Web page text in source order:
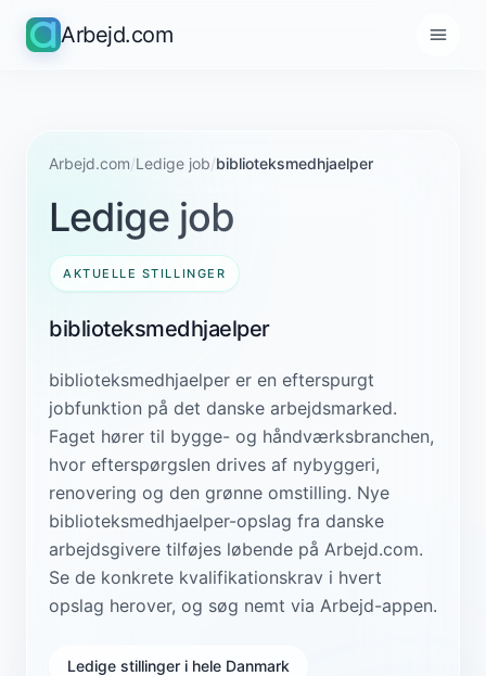
Arbejd.com
Arbejd.com/Ledige job/biblioteksmedhjaelper
Ledige job
AKTUELLE STILLINGER
biblioteksmedhjaelper
biblioteksmedhjaelper er en efterspurgt
jobfunktion på det danske arbejdsmarked.
Faget hører til bygge- og håndværksbranchen,
hvor efterspørgslen drives af nybyggeri,
renovering og den grønne omstilling. Nye
biblioteksmedhjaelper-opslag fra danske
arbejdsgivere tilføjes løbende på Arbejd.com.
Se de konkrete kvalifikationskrav i hvert
opslag herover, og søg nemt via Arbejd-appen.
Ledige stillinger i hele Danmark